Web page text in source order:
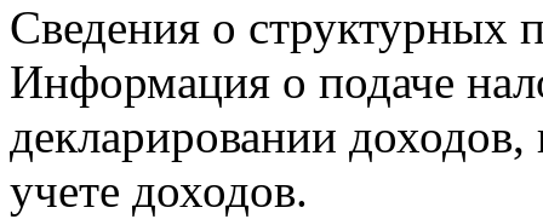
Сведения о структурных
Информация о подаче
декларировании доходов,
учете доходов.